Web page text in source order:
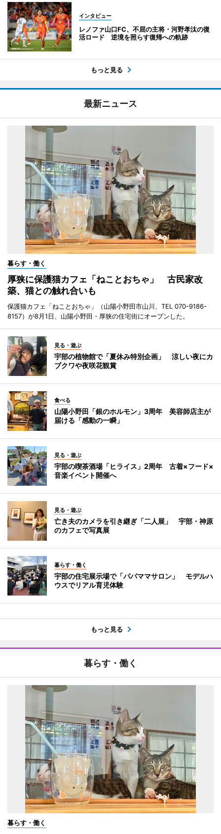
インタビュー
レノファ山口FC、不屈の主将・河野孝汰の復
活ロード 逆境を照らす復帰への軌跡
もっと見る
最新ニュース
暮らす・働く
厚狭に保護猫カフェ「ねことおちゃ」 古民家改
築、猫との触れ合いも
保護猫カフェ「ねことおちゃ」（山陽小野田市山川、TEL 070-9186-
8157）が8月1日、山陽小野田・厚狭の住宅街にオープンした。
見る・遊ぶ
宇部の植物館で「夏休み特別企画」 涼しい夜にカ
ブクワや夜咲花観賞
食べる
山陽小野田「銀のホルモン」3周年 美容師店主が
届ける「感動の一瞬」
見る・遊ぶ
宇部の喫茶酒場「ヒライス」2周年 古着×フード×
音楽イベント開催へ
見る・遊ぶ
亡き夫のカメラを引き継ぎ「二人展」 宇部・神原
のカフェで写真展
暮らす・働く
宇部の住宅展示場で「パパママサロン」 モデルハ
ウスでリアル育児体験
もっと見る
暮らす・働く
暮らす・働く